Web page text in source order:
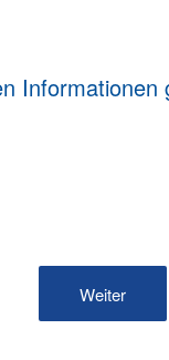
Informationen
Weiter